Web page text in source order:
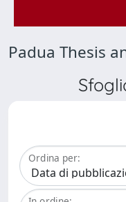
Padua Thesis
Ordina per: